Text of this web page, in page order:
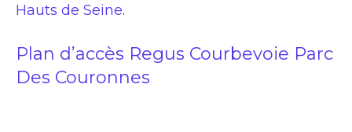
Hauts de Seine.
Plan d’accès Regus Courbevoie Parc
Des Couronnes